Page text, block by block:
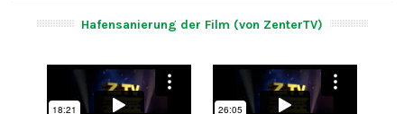
Hafensanierung der Film (von ZenterTV)